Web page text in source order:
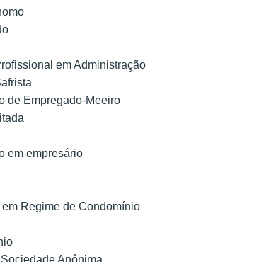
em Administração
de Empregado-Meeiro
em empresário
Regime de Condomínio
Anônima